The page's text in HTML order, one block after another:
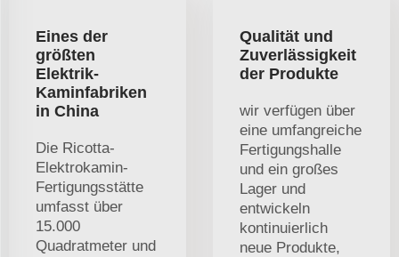
Eines der
größten
Elektrik-
Kaminfabriken
in China
Die Ricotta-
Elektrokamin-
Fertigungsstätte
umfasst über
15.000
Quadratmeter und
Qualität und
Zuverlässigkeit
der Produkte
wir verfügen über
eine umfangreiche
Fertigungshalle
und ein großes
Lager und
entwickeln
kontinuierlich
neue Produkte,